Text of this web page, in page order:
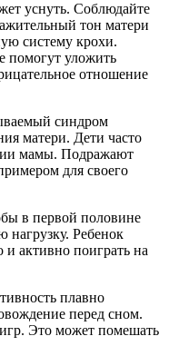
уснуть. Соблюдайте
тон матери
систему крохи.
помогут уложить
отношение
синдром
матери. Дети часто
мамы. Подражают
для своего
в первой половине
Ребенок
активно поиграть на
плавно
перед сном.
Это может помешать